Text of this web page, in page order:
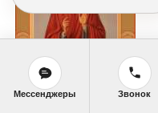
Мессенджеры Звонок